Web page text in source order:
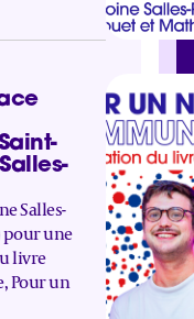
Salles-
pour une
livre
Pour un